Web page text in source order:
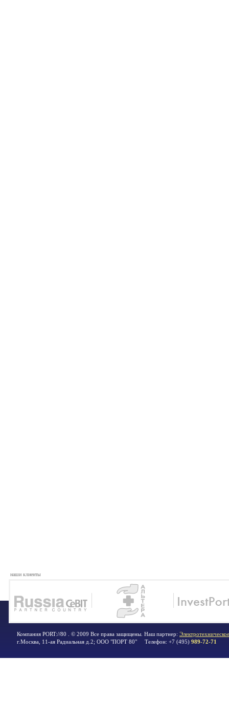
наши клиенты
Компания PORT://80 . © 2009 Все права защищены. Наш партнер:
г.Москва 11-ая Радиальная д.2; ООО "ПОРТ 80" Телефон: +7 (495) 989-72-71